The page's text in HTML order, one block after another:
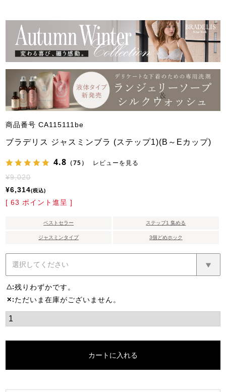
商品番号 CA115111be
ブラデリス ジャスミンブラ (ステップ1)(B～Eカップ)
4.8 （75） レビューを見る
¥9,020
¥6,314 税込
[ 63 ポイント進呈 ]
ベストセラー ステップ1 集める
ジャスミンタイプ 3個どめホック
△ 残りわずかです。
✕ ただいま在庫がございません。
カートに入れる